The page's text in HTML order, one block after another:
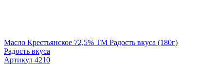
Масло Крестьянское 72,5% TM Радость вкуса (180г)
Радость вкуса
Артикул 4210